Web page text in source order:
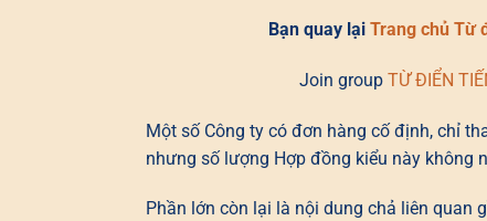
Bạn quay lại Trang chủ Từ
Join group TỪ ĐIỂN
Một số Công ty có đơn hàng cố định, chỉ
nhưng số lượng Hợp đồng kiểu này không
Phần lớn còn lại là nội dung chả liên quan